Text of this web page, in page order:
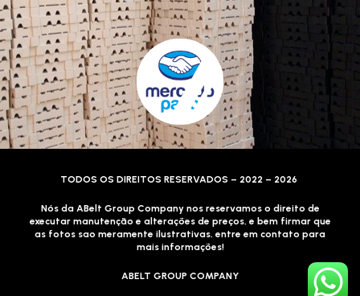
TODOS OS DIREITOS RESERVADOS – 2022 – 2026
Nós da ABelt Group Company nos reservamos o direito de
executar manutenção e alterações de preços, e bem firmar que
as fotos sao meramente ilustrativas, entre em contato para
mais informações!
ABELT GROUP COMPANY